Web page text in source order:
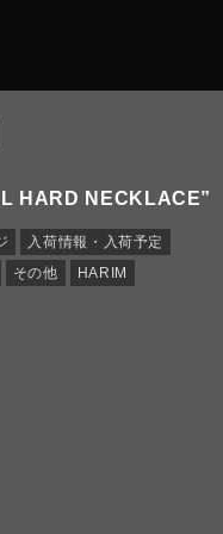
HARD NECKLACE”
入荷情報・入荷予定
その他
HARIM